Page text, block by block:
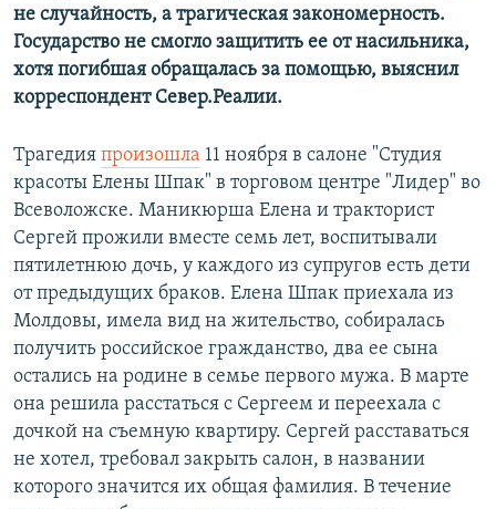
не случайность, а трагическая закономерность.
Государство не смогло защитить ее от насильника,
хотя погибшая обращалась за помощью, выяснил
корреспондент Север.Реалии.
Трагедия произошла 11 ноября в салоне "Студия
красоты Елены Шпак" в торговом центре "Лидер" во
Всеволожске. Маникюрша Елена и тракторист
Сергей прожили вместе семь лет, воспитывали
пятилетнюю дочь, у каждого из супругов есть дети
от предыдущих браков. Елена Шпак приехала из
Молдовы, имела вид на жительство, собиралась
получить российское гражданство, два ее сына
остались на родине в семье первого мужа. В марте
она решила расстаться с Сергеем и переехала с
дочкой на съемную квартиру. Сергей расставаться
не хотел, требовал закрыть салон, в названии
которого значится их общая фамилия. В течение